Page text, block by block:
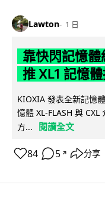
Lawton 1 日
靠快閃記憶
推 XL1 記憶
KIOXIA 發表全新記憶
憶體 XL-FLASH 與
方...
閱讀全文
84 5 ↗ 分享